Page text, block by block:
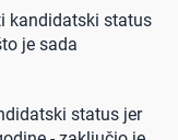
kandidatski status
je sada
status jer